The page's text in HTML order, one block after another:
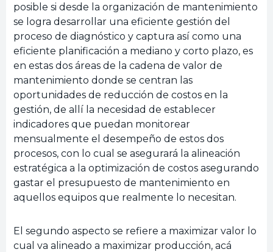
posible si desde la organización de mantenimiento
se logra desarrollar una eficiente gestión del
proceso de diagnóstico y captura así como una
eficiente planificación a mediano y corto plazo, es
en estas dos áreas de la cadena de valor de
mantenimiento donde se centran las
oportunidades de reducción de costos en la
gestión, de allí la necesidad de establecer
indicadores que puedan monitorear
mensualmente el desempeño de estos dos
procesos, con lo cual se asegurará la alineación
estratégica a la optimización de costos asegurando
gastar el presupuesto de mantenimiento en
aquellos equipos que realmente lo necesitan.
El segundo aspecto se refiere a maximizar valor lo
cual va alineado a maximizar producción, acá